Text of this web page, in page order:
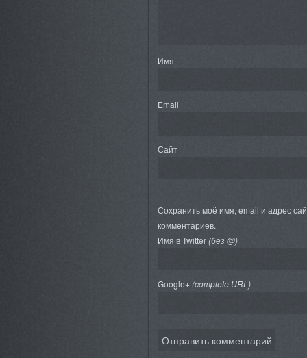
Имя
Email
Сайт
Сохранить моё имя, email и адрес
комментариев.
Имя в Twitter(без @)
Google+ (complete URL)